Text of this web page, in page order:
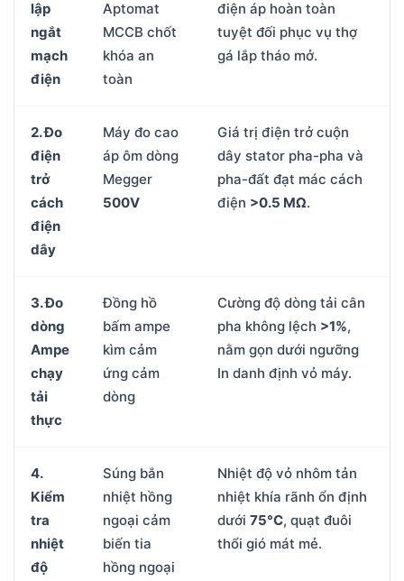
lập
ngắt
mạch
điện
Aptomat
MCCB chốt
khóa an
toàn
điện áp hoàn toàn
tuyệt đối phục vụ thợ
gá lắp tháo mở.
2. Đo
điện
trở
cách
điện
dây
Máy đo cao
áp ôm dòng
Megger
500V
Giá trị điện trở cuộn
dây stator pha-pha và
pha-đất đạt mác cách
điện >0.5 MΩ.
3. Đo
dòng
Ampe
chạy
tải
thực
Đồng hồ
bấm ampe
kìm cảm
ứng cảm
dòng
Cường độ dòng tải cân
pha không lệch >1%,
nằm gọn dưới ngưỡng
In danh định vỏ máy.
4.
Kiểm
tra
nhiệt
độ
Súng bắn
nhiệt hồng
ngoại cảm
biến tia
hồng ngoại
Nhiệt độ vỏ nhôm tản
nhiệt khía rãnh ổn định
dưới 75°C, quạt đuôi
thổi gió mát mẻ.